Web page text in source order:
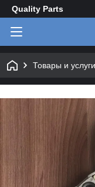
Quality Parts
Товары и услуги